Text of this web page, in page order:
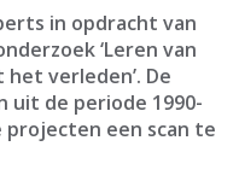
in opdracht van
‘Leren van
verleden’. De
uit de periode 1990-
projecten een scan te